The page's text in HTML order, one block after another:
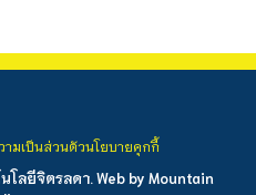
ลยีจิตรลดา. Web by Mountain
ามเป็นส่วนตัวนโยบายคุกกี้